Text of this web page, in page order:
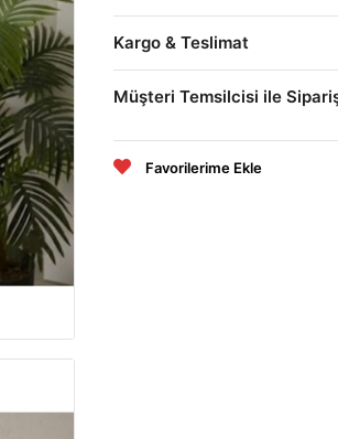
Kargo & Teslimat
Müşteri Temsilcisi ile
Favorilerime Ekle